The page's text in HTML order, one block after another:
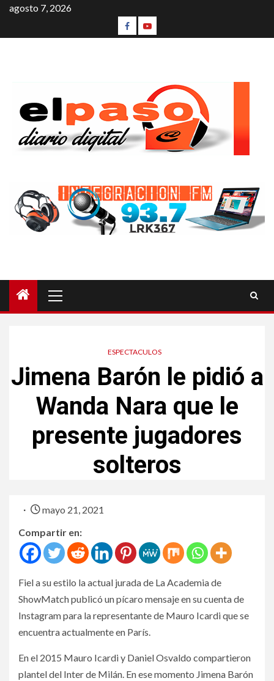
agosto 7, 2026
ESPECTACULOS
Jimena Barón le pidió a
Wanda Nara que le
presente jugadores
solteros
mayo 21, 2021
Compartir en:
Fiel a su estilo la actual jurada de La Academia de
ShowMatch publicó un pícaro mensaje en su cuenta de
Instagram para la representante de Mauro Icardi que se
encuentra actualmente en París.
En el 2015 Mauro Icardi y Daniel Osvaldo compartieron
plantel del Inter de Milán. En ese momento Jimena Barón